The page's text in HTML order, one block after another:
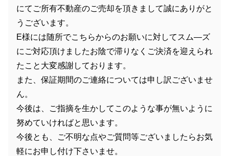
にてご所有不動産のご売却を頂きまして誠にありがと
うございます。
E様には随所でこちらからのお願いに対してスム—ズ
にご対応頂けましたお陰で滞りなくご決済を迎えられ
たこと大変感謝しております。
また、保証期間のご連絡については申し訳ございませ
ん。
今後は、ご指摘を生かしてこのような事が無いように
努めていければと思います。
今後とも、ご不明な点やご質問等ございましたらお気
軽にお申し付け下さいませ。